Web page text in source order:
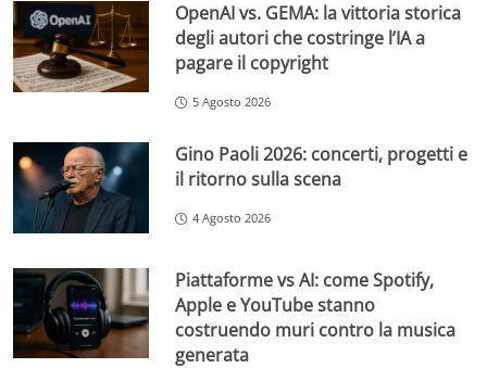
OpenAI vs. GEMA: la vittoria storica
degli autori che costringe l’IA a
pagare il copyright
5 Agosto 2026
Gino Paoli 2026: concerti, progetti e
il ritorno sulla scena
4 Agosto 2026
Piattaforme vs AI: come Spotify,
Apple e YouTube stanno
costruendo muri contro la musica
generata